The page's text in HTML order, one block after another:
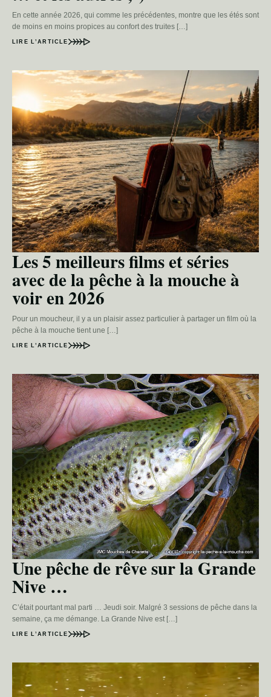
En cette année 2026, qui comme les précédentes, montre que les étés sont
de moins en moins propices au confort des truites […]
LIRE L’ARTICLE
Les 5 meilleurs films et séries
avec de la pêche à la mouche à
voir en 2026
Pour un moucheur, il y a un plaisir assez particulier à partager un film où la
pêche à la mouche tient une […]
LIRE L’ARTICLE
Une pêche de rêve sur la Grande
Nive …
C’était pourtant mal parti … Jeudi soir. Malgré 3 sessions de pêche dans la
semaine, ça me démange. La Grande Nive est […]
LIRE L’ARTICLE